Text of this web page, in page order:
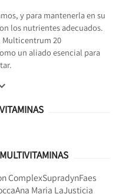
y para mantenerla en su
los nutrientes adecuados.
Multicentrum 20
un aliado esencial para
ComplexSupradynFaes
Ana Maria LaJusticia